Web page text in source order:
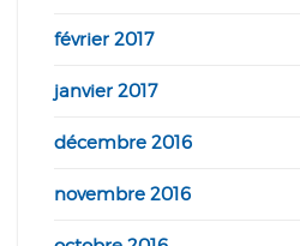
février 2017
janvier 2017
décembre 2016
novembre 2016